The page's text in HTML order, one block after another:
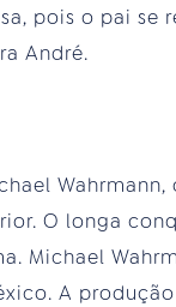
pois o pai se
André.
O longa
Michael
A